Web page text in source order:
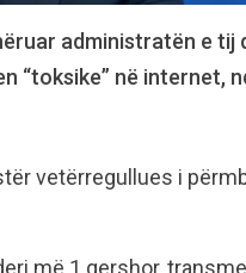
administratën e tij
“toksike” në internet,
vetërregullues i